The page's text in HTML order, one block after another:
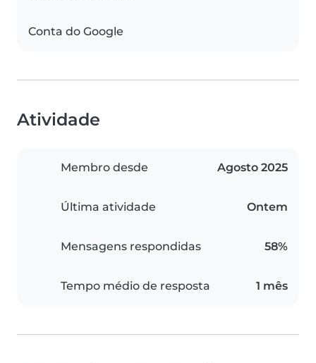
Conta do Google
Atividade
Membro desde Agosto 2025
Última atividade Ontem
Mensagens respondidas 58%
Tempo médio de resposta 1 mês